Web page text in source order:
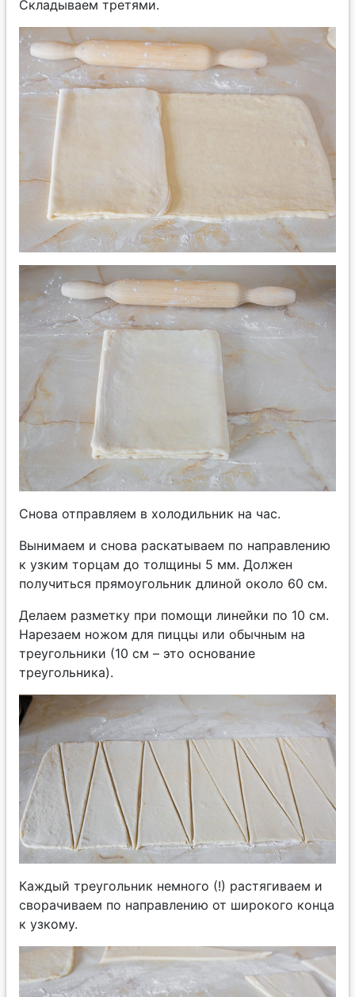
Складываем третями.
Снова отправляем в холодильник на час.
Вынимаем и снова раскатываем по направлению
к узким торцам до толщины 5 мм. Должен
получиться прямоугольник длиной около 60 см.
Делаем разметку при помощи линейки по 10 см.
Нарезаем ножом для пиццы или обычным на
треугольники (10 см – это основание
треугольника).
Каждый треугольник немного (!) растягиваем и
сворачиваем по направлению от широкого конца
к узкому.